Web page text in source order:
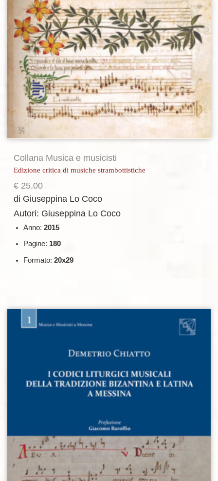
Collana Musica e musicisti
Edizione critica di musiche strambottistiche
€ 25,00
di Giuseppina Lo Coco
Autori: Giuseppina Lo Coco
Anno: 2015
Pagine: 180
Formato: 20x29
Aggiungi alla lista dei desideri